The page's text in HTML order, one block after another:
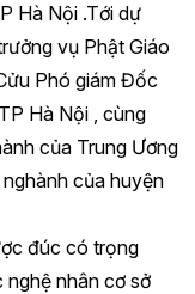
Hà Nội .Tới dự
vụ Phật Giáo
Phó giám Đốc
Hà Nội , cùng
của Trung Ương
của huyện
đúc có trọng
nghệ nhân cơ sở